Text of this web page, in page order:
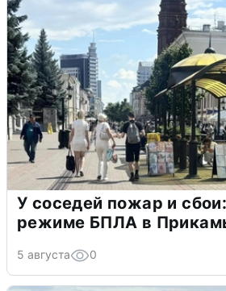
У соседей пожар и
режиме БПЛА в
5 августа 0